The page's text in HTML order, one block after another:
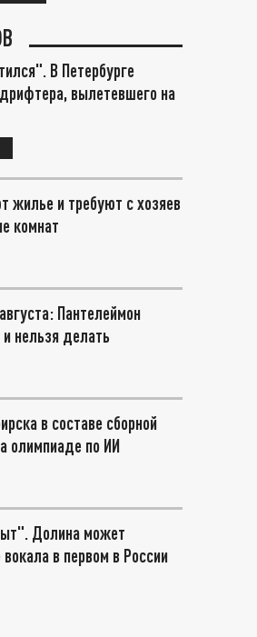
В Петербурге
вылетевшего на
жилье и требуют с хозяев
комнат
Пантелеймон
нельзя делать
в составе сборной
олимпиаде по ИИ
Долина может
в первом в России